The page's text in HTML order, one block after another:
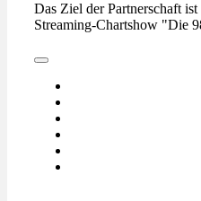
Das Ziel der Partnerschaft ist
Streaming-Chartshow "Die